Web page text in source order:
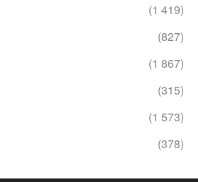
(1 419)
(827)
(1 867)
(315)
(1 573)
(378)